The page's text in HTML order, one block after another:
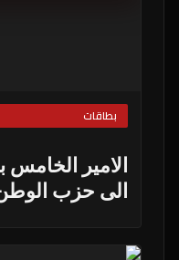
بطاقات
الامير الخامس
الى حزب